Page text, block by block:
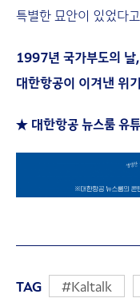
특별한 묘안이 있었다
1997년 국가부도의 날,
대한항공이 이겨낸 위
★ 대한항공 뉴스룸 유
TAG #Kaltalk